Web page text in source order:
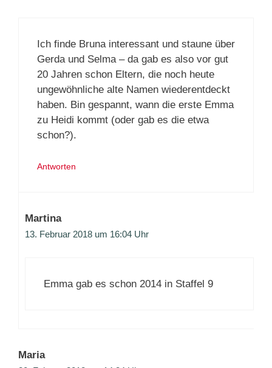
Ich finde Bruna interessant und staune über
Gerda und Selma – da gab es also vor gut
20 Jahren schon Eltern, die noch heute
ungewöhnliche alte Namen wiederentdeckt
haben. Bin gespannt, wann die erste Emma
zu Heidi kommt (oder gab es die etwa
schon?).
Antworten
Martina
13. Februar 2018 um 16:04 Uhr
Emma gab es schon 2014 in Staffel 9
Maria